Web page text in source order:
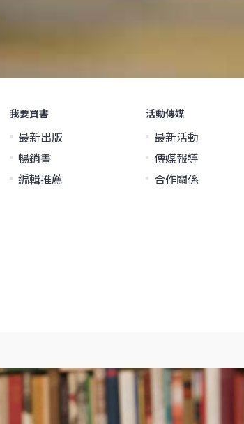
我要買書
最新出版
暢銷書
編輯推薦
活動傳媒
最新活動
傳媒報導
合作關係